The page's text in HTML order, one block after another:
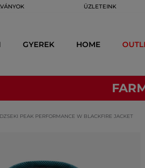
ÜZLETEINK
GYEREK HOME
DZSEKI PEAK PERFORMANCE W BLACKFIRE JACKET